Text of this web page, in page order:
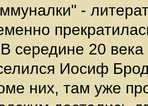
-
20 века
Иосиф
них, там уже